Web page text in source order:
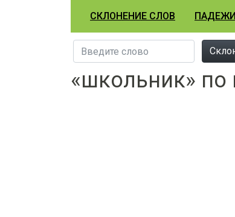
СКЛОНЕНИЕ СЛОВ ПАДЕЖИ
«школьник»